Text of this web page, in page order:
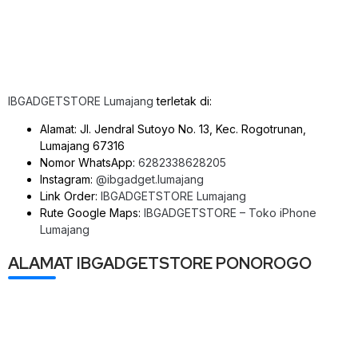
IBGADGETSTORE Lumajang terletak di:
Alamat: Jl. Jendral Sutoyo No. 13, Kec. Rogotrunan,
Lumajang 67316
Nomor WhatsApp: 6282338628205
Instagram: @ibgadget.lumajang
Link Order: IBGADGETSTORE Lumajang
Rute Google Maps: IBGADGETSTORE – Toko iPhone
Lumajang
ALAMAT IBGADGETSTORE PONOROGO